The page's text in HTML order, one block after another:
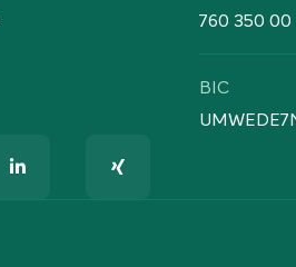
760 350 00
BIC